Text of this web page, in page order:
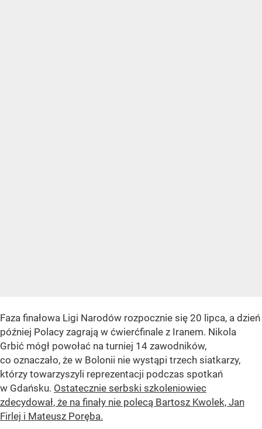
Faza finałowa Ligi Narodów rozpocznie się 20 lipca, a dzień
później Polacy zagrają w ćwierćfinale z Iranem. Nikola
Grbić mógł powołać na turniej 14 zawodników,
co oznaczało, że w Bolonii nie wystąpi trzech siatkarzy,
którzy towarzyszyli reprezentacji podczas spotkań
w Gdańsku. Ostatecznie serbski szkoleniowiec
zdecydował, że na finały nie polecą Bartosz Kwolek, Jan
Firlej i Mateusz Poręba.